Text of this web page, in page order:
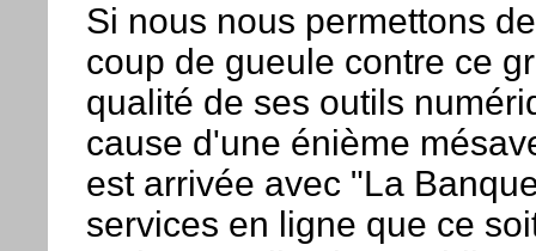
Si nous nous permettons
coup de gueule contre ce
qualité de ses outils
cause d'une énième
est arrivée avec "La
services en ligne que ce